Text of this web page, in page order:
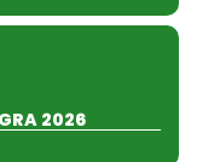
2026